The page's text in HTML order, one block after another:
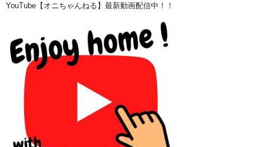
YouTube【オニちゃんねる】最新動画配信中！！